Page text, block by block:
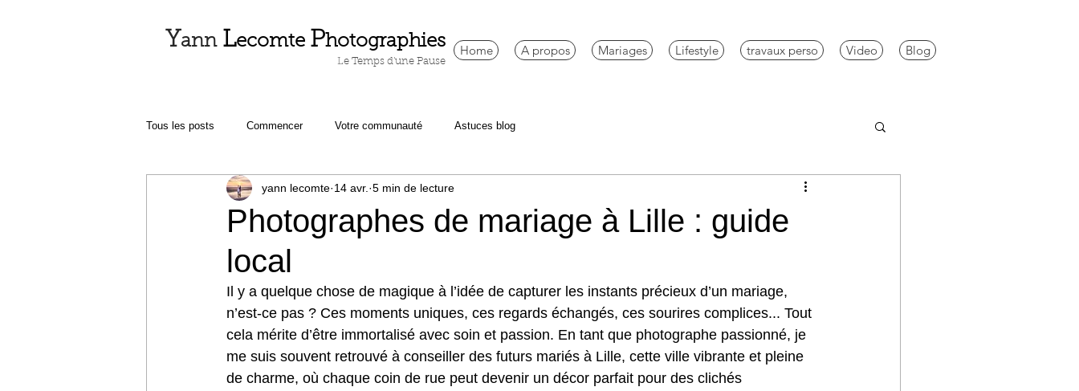
Yann Lecomte Photographies
Le Temps d'une Pause
Home A propos Mariages Lifestyle travaux perso Video Blog
Tous les posts Commencer Votre communauté Astuces blog
Photographes de mariage à Lille : guide
local
yann lecomte 14 avr. 5 min de lecture
Il y a quelque chose de magique à l’idée de capturer les instants précieux d’un mariage,
n’est-ce pas ? Ces moments uniques, ces regards échangés, ces sourires complices... Tout
cela mérite d’être immortalisé avec soin et passion. En tant que photographe passionné, je
me suis souvent retrouvé à conseiller des futurs mariés à Lille, cette ville vibrante et pleine
de charme, où chaque coin de rue peut devenir un décor parfait pour des clichés